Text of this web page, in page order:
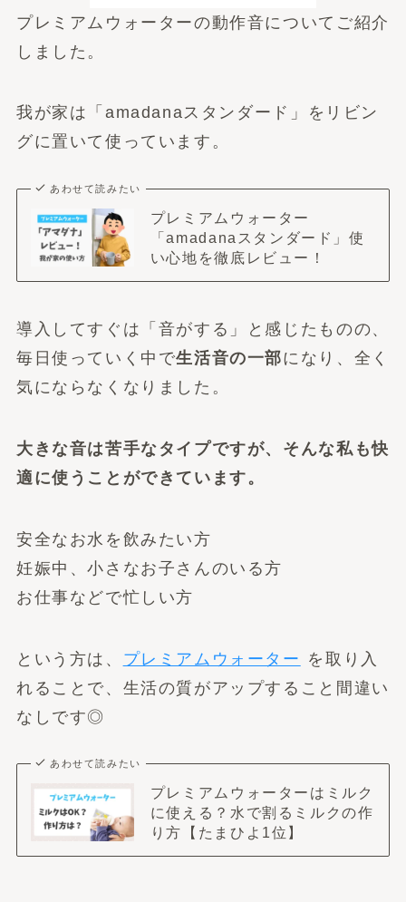
プレミアムウォーターの動作音についてご紹介
しました。
我が家は「amadanaスタンダード」をリビン
グに置いて使っています。
あわせて読みたい
プレミアムウォーター
「amadanaスタンダード」使
い心地を徹底レビュー！
導入してすぐは「音がする」と感じたものの、
毎日使っていく中で生活音の一部になり、全く
気にならなくなりました。
大きな音は苦手なタイプですが、そんな私も快
適に使うことができています。
安全なお水を飲みたい方
妊娠中、小さなお子さんのいる方
お仕事などで忙しい方
という方は、 プレミアムウォーター を取り入
れることで、生活の質がアップすること間違い
なしです◎
あわせて読みたい
プレミアムウォーターはミルク
に使える？水で割るミルクの作
り方【たまひよ1位】